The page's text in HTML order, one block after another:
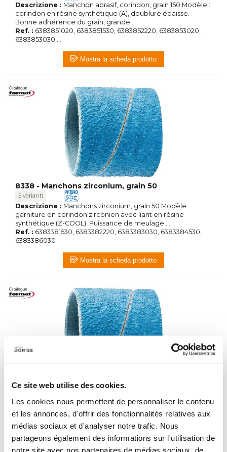
Ce site web utilise des cookies.
Les cookies nous permettent de personnaliser le contenu
et les annonces, d'offrir des fonctionnalités relatives aux
médias sociaux et d'analyser notre trafic. Nous
partageons également des informations sur l'utilisation de
notre site avec nos partenaires de médias sociaux, de
Descrizione : Manchon abrasif, corindon, grain 150 Modèle :
corindon en résine synthétique (A), doublure épaisse.
Bonne adhérence du grain, grande...
Ref. : 6383851020, 6383851530, 6383852220, 6383853020,
6383853030 ...
Mostra la scheda prodotto
8338 - Manchons zirconium, grain 50
5 varianti
Descrizione : Manchons zirconium, grain 50 Modèle :
garniture en corindon zirconien avec liant en résine
synthétique (Z-COOL). Puissance de meulage ...
Ref. : 6383381530, 6383382220, 6383383030, 6383384530,
6383386030
Mostra la scheda prodotto
8339 - Manchons zirconium, grain 80
Manchons zirconium, grain 80 Modèle :
garniture en corindon zirconien avec liant en résine
synthétique (Z-COOL). Puissance de meulage ...
6383391530, 6383392220, 6383393030, 6383394530,
6383396030